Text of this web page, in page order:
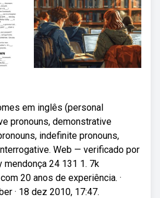
em inglês (personal
pronouns, demonstrative
indefinite pronouns,
Web — verificado por
24 131 1. 7k
20 anos de experiência. ·
· 18 dez 2010, 17:47.